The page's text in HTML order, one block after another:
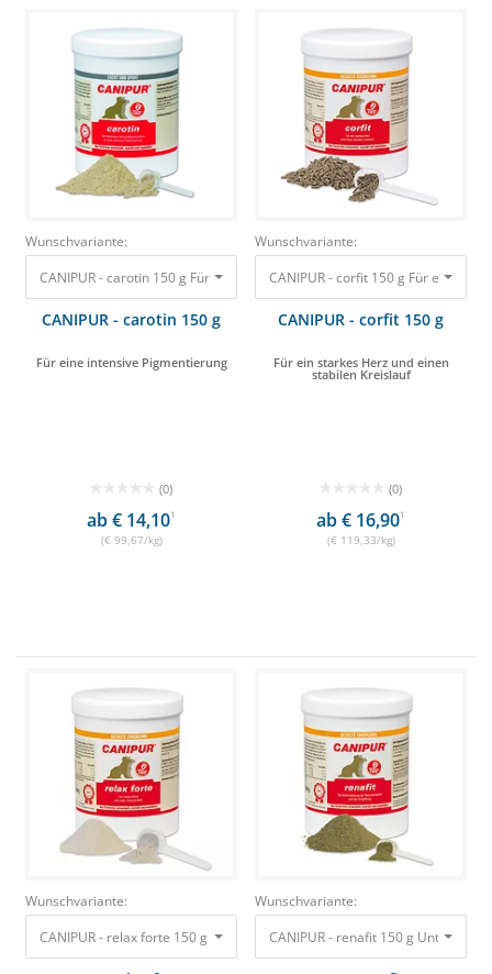
Wunschvariante:
CANIPUR - carotin 150 g Für eine intensive Pigmentierung 14,95 €
CANIPUR - carotin 150 g
Für eine intensive Pigmentierung
(0)
ab € 14,101
(€ 99,67/kg)
Wunschvariante:
CANIPUR - corfit 150 g Für ein
CANIPUR - corfit 150 g
Für ein starkes Herz und einen
stabilen Kreislauf
(0)
ab € 16,901
(€ 119,33/kg)
Wunschvariante:
CANIPUR - relax forte 150 g Für innere Ruhe und mehr Gelassenheit
Wunschvariante:
CANIPUR - renafit 150 g